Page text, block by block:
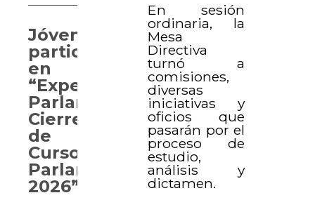
En sesión
ordinaria, la
Mesa
Directiva
turnó a
comisiones,
diversas
iniciativas y
oficios que
pasarán por el
proceso de
estudio,
análisis y
dictamen.
Jóvenes
participan
en
“Experiencia
Parlamentaria.
Cierre
de
Curso
Parlamentario
2026”